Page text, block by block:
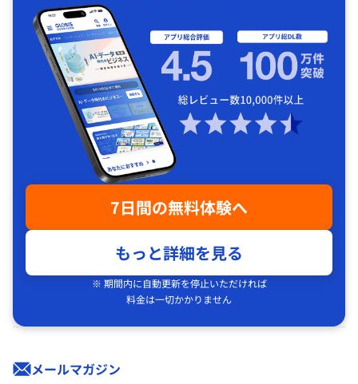
7日間の無料体験へ
もっと詳細を見る
※ 期間内に自動更新を停止いただければ
料金は一切かかりません
メールマガジン